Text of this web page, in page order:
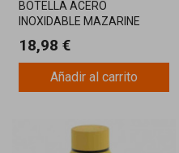
BOTELLA ACERO
INOXIDABLE MAZARINE
18,98 €
Añadir al carrito